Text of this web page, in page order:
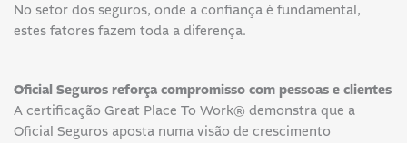
No setor dos seguros, onde a confiança é fundamental,
estes fatores fazem toda a diferença.
Oficial Seguros reforça compromisso com pessoas e clientes
A certificação Great Place To Work® demonstra que a
Oficial Seguros aposta numa visão de crescimento